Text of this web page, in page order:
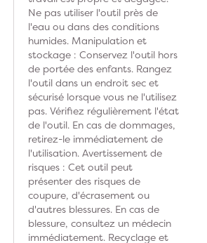
Ne pas utiliser l'outil près de
l'eau ou dans des conditions
humides. Manipulation et
stockage : Conservez l'outil hors
de portée des enfants. Rangez
l'outil dans un endroit sec et
sécurisé lorsque vous ne l'utilisez
pas. Vérifiez régulièrement l'état
de l'outil. En cas de dommages,
retirez-le immédiatement de
l'utilisation. Avertissement de
risques : Cet outil peut
présenter des risques de
coupure, d'écrasement ou
d'autres blessures. En cas de
blessure, consultez un médecin
immédiatement. Recyclage et